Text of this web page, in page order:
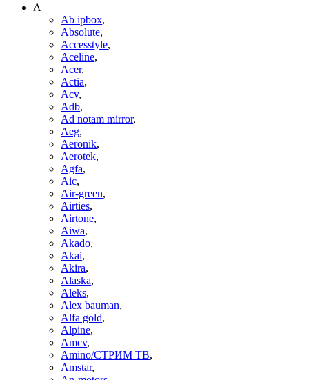
A
Ab ipbox,
Absolute,
Accesstyle,
Aceline,
Acer,
Actia,
Acv,
Adb,
Ad notam mirror,
Aeg,
Aeronik,
Aerotek,
Agfa,
Aic,
Air-green,
Airties,
Airtone,
Aiwa,
Akado,
Akai,
Akira,
Alaska,
Aleks,
Alex bauman,
Alfa gold,
Alpine,
Amcv,
Amino/СТРИМ ТВ,
Amstar,